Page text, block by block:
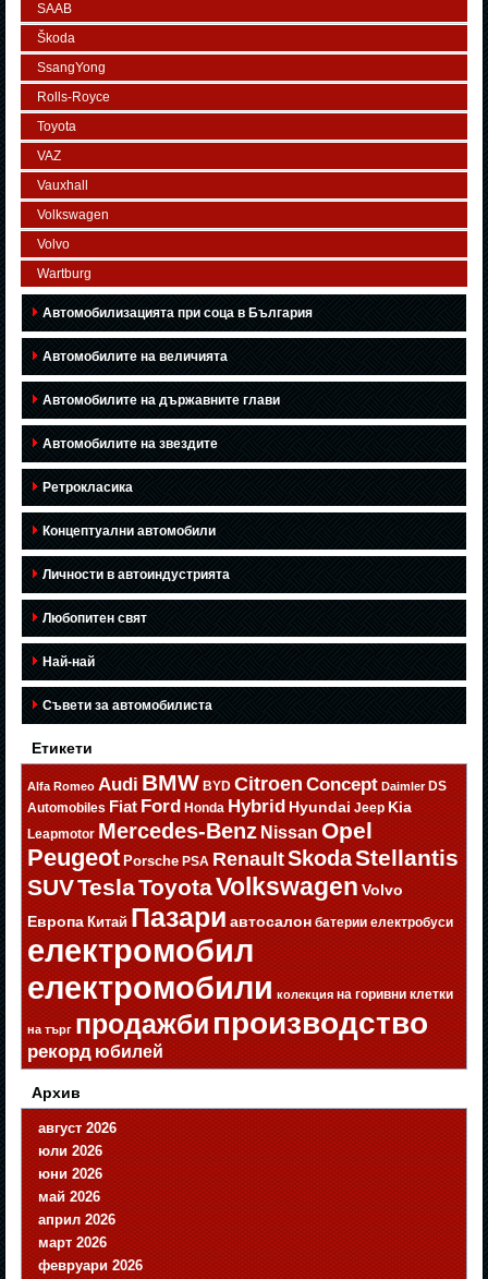
SAAB
Škoda
SsangYong
Rolls-Royce
Toyota
VAZ
Vauxhall
Volkswagen
Volvo
Wartburg
Автомобилизацията при соца в България
Автомобилите на величията
Автомобилите на държавните глави
Автомобилите на звездите
Ретрокласика
Концептуални автомобили
Личности в автоиндустрията
Любопитен свят
Най-най
Съвети за автомобилиста
Етикети
Alfa Romeo Audi BMW BYD Citroen Concept Daimler DS
Automobiles Fiat Ford Honda Hybrid Hyundai Jeep Kia
Leapmotor Mercedes-Benz Nissan Opel
Peugeot Porsche PSA RenaultSkodaStellantis
SUVTeslaToyotaVolkswagen Volvo
Европа Китай Пазари автосалон батерии електробуси
електромобил
електромобили колекция на горивни клетки
на търг продажбипроизводство
рекорд юбилей
Архив
август 2026
юли 2026
юни 2026
май 2026
април 2026
март 2026
февруари 2026